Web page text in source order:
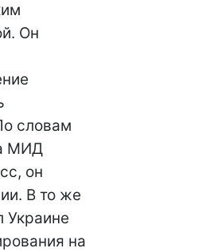
Он
словам
МИД
он
В то же
Украине
на